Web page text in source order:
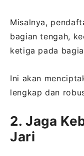
Misalnya,
bagian tengah,
ketiga pada
Ini akan
lengkap dan
2. Jaga
Jari